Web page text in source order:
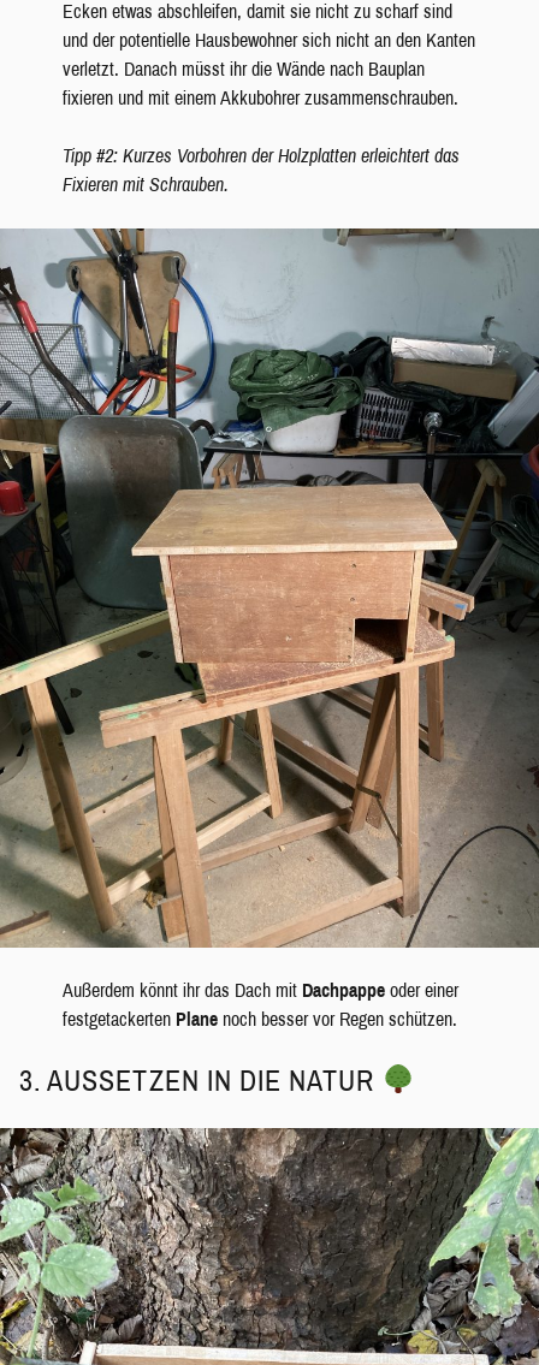
Ecken etwas abschleifen, damit sie nicht zu scharf sind
und der potentielle Hausbewohner sich nicht an den Kanten
verletzt. Danach müsst ihr die Wände nach Bauplan
fixieren und mit einem Akkubohrer zusammenschrauben.
Tipp #2: Kurzes Vorbohren der Holzplatten erleichtert das
Fixieren mit Schrauben.
Außerdem könnt ihr das Dach mit Dachpappe oder einer
festgetackerten Plane noch besser vor Regen schützen.
3. AUSSETZEN IN DIE NATUR